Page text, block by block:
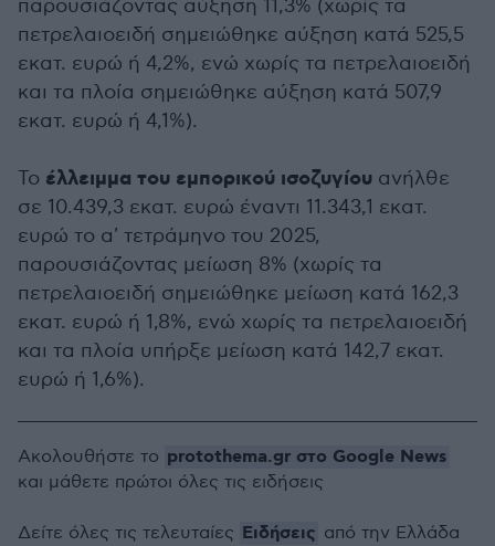
παρουσιάζοντας αύξηση 11,3% (χωρίς τα
πετρελαιοειδή σημειώθηκε αύξηση κατά 525,5
εκατ. ευρώ ή 4,2%, ενώ χωρίς τα πετρελαιοειδή
και τα πλοία σημειώθηκε αύξηση κατά 507,9
εκατ. ευρώ ή 4,1%).
Το έλλειμμα του εμπορικού ισοζυγίου ανήλθε
σε 10.439,3 εκατ. ευρώ έναντι 11.343,1 εκατ.
ευρώ το α' τετράμηνο του 2025,
παρουσιάζοντας μείωση 8% (χωρίς τα
πετρελαιοειδή σημειώθηκε μείωση κατά 162,3
εκατ. ευρώ ή 1,8%, ενώ χωρίς τα πετρελαιοειδή
και τα πλοία υπήρξε μείωση κατά 142,7 εκατ.
ευρώ ή 1,6%).
Ακολουθήστε το protothema.gr στο Google News
και μάθετε πρώτοι όλες τις ειδήσεις
Δείτε όλες τις τελευταίες Ειδήσεις από την Ελλάδα